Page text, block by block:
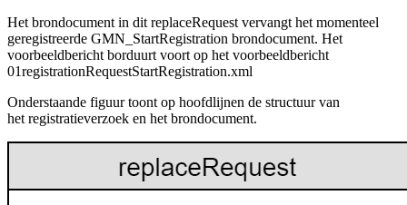
Het brondocument in dit replaceRequest vervangt het momenteel
geregistreerde GMN_StartRegistration brondocument. Het
voorbeeldbericht borduurt voort op het voorbeeldbericht
01registrationRequestStartRegistration.xml
Onderstaande figuur toont op hoofdlijnen de structuur van
het registratieverzoek en het brondocument.